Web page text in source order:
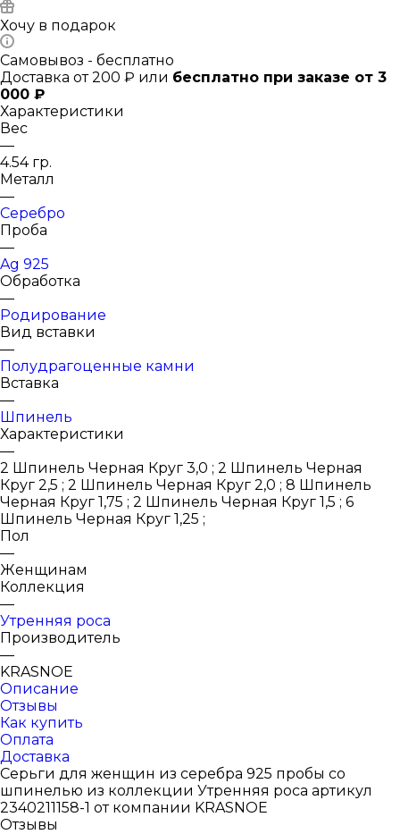
Хочу в подарок
Самовывоз - бесплатно
Доставка от 200 ₽ или бесплатно при заказе от 3
000 ₽
Характеристики
Вес
—
4.54 гр.
Металл
—
Серебро
Проба
—
Ag 925
Обработка
—
Родирование
Вид вставки
—
Полудрагоценные камни
Вставка
—
Шпинель
Характеристики
—
2 Шпинель Черная Круг 3,0 ; 2 Шпинель Черная
Круг 2,5 ; 2 Шпинель Черная Круг 2,0 ; 8 Шпинель
Черная Круг 1,75 ; 2 Шпинель Черная Круг 1,5 ; 6
Шпинель Черная Круг 1,25 ;
Пол
—
Женщинам
Коллекция
—
Утренняя роса
Производитель
—
KRASNOE
Описание
Отзывы
Как купить
Оплата
Доставка
Серьги для женщин из серебра 925 пробы со
шпинелью из коллекции Утренняя роса артикул
2340211158-1 от компании KRASNOE
Отзывы